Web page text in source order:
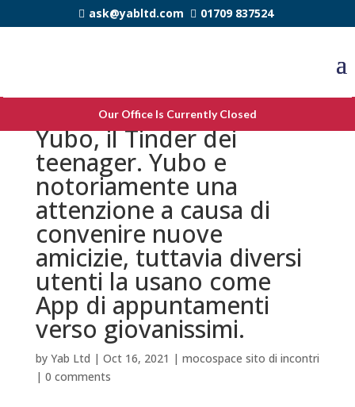
ask@yabltd.com 01709 837524
Our Office Is Currently Closed
Modello verso genitori a
Yubo, il Tinder dei
teenager. Yubo e
notoriamente una
attenzione a causa di
convenire nuove
amicizie, tuttavia diversi
utenti la usano come
App di appuntamenti
verso giovanissimi.
by Yab Ltd | Oct 16, 2021 | mocospace sito di incontri
| 0 comments